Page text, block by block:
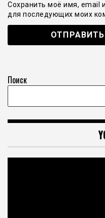
Сохранить моё имя, email
для последующих моих
Поиск